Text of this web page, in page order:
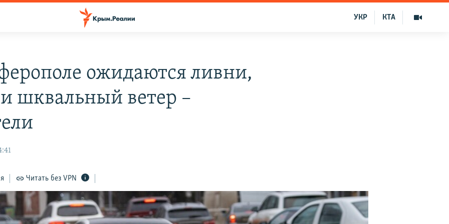
КТА
УКР
ожидаются ливни,
шквальный ветер –
Читать без VPN